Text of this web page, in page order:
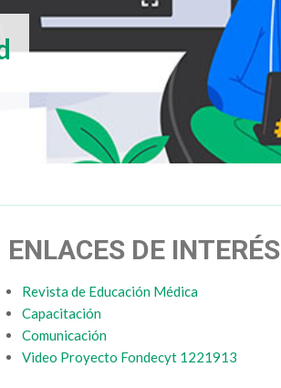
ENLACES DE INTERÉS
Revista de Educación Médica
Capacitación
Comunicación
Video Proyecto Fondecyt 1221913